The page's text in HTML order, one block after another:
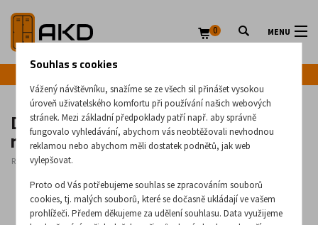
MENU
0
Dílenský pracovní stůl se zásuvkou /
různé šířky a barvy
Rozměry: 850 x
Souhlas s cookies
Vážený návštěvníku, snažíme se ze všech sil přinášet vysokou
úroveň uživatelského komfortu při používání našich webových
stránek. Mezi základní předpoklady patří např. aby správně
fungovalo vyhledávání, abychom vás neobtěžovali nevhodnou
reklamou nebo abychom měli dostatek podnětů, jak web
vylepšovat.
Proto od Vás potřebujeme souhlas se zpracováním souborů
cookies, tj. malých souborů, které se dočasně ukládají ve vašem
prohlížeči. Předem děkujeme za udělení souhlasu. Data využijeme